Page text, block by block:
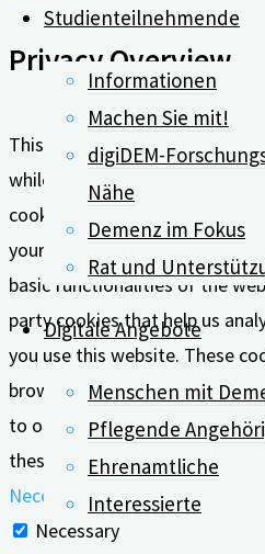
Studienteilnehmende
Informationen
Machen Sie mit!
digiDEM-
Nähe
Demenz im Fokus
Rat und
Digitale Angebote
Menschen mit
Pflegende
Ehrenamtliche
Interessierte
Privacy Overview
This website uses cookies to
while you navigate through
cookies that are categorized
your browser as they are
basic functionalities of the
party cookies that help us
you use this website. These
browser only with your
to opt-out of these cookies.
these cookies may affect your
Necessary
Necessary